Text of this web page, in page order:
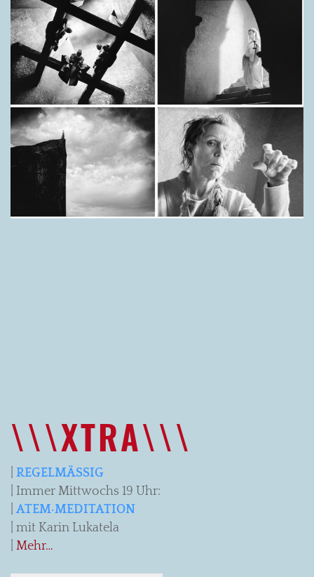
\\\XTRA\\\
REGELMÄSSIG
| Immer Mittwochs 19 Uhr:
|ATEM·MEDITATION
| mit Karin Lukatela
Mehr…